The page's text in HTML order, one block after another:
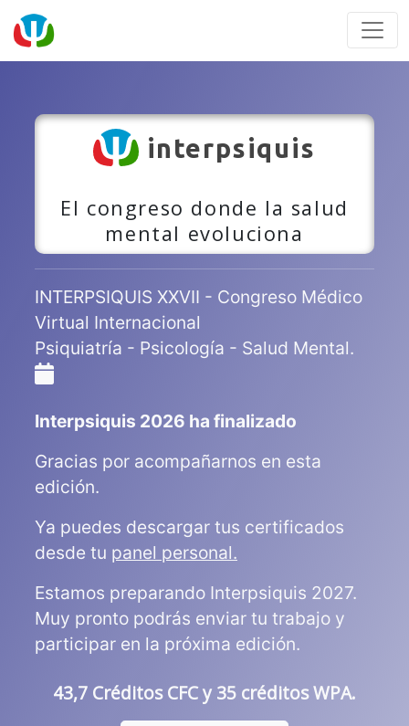
interpsiquis
El congreso donde la salud
mental evoluciona
INTERPSIQUIS XXVII - Congreso Médico
Virtual Internacional
Psiquiatría - Psicología - Salud Mental.
Interpsiquis 2026 ha finalizado
Gracias por acompañarnos en esta
edición.
Ya puedes descargar tus certificados
desde tu panel personal.
Estamos preparando Interpsiquis 2027.
Muy pronto podrás enviar tu trabajo y
participar en la próxima edición.
43,7 Créditos CFC y 35 créditos WPA.